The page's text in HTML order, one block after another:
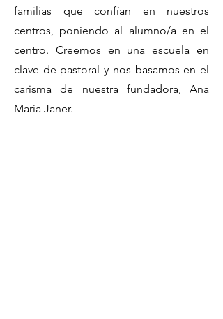
familias que confían en nuestros
centros, poniendo al alumno/a en el
centro. Creemos en una escuela en
clave de pastoral y nos basamos en el
carisma de nuestra fundadora, Ana
María Janer.